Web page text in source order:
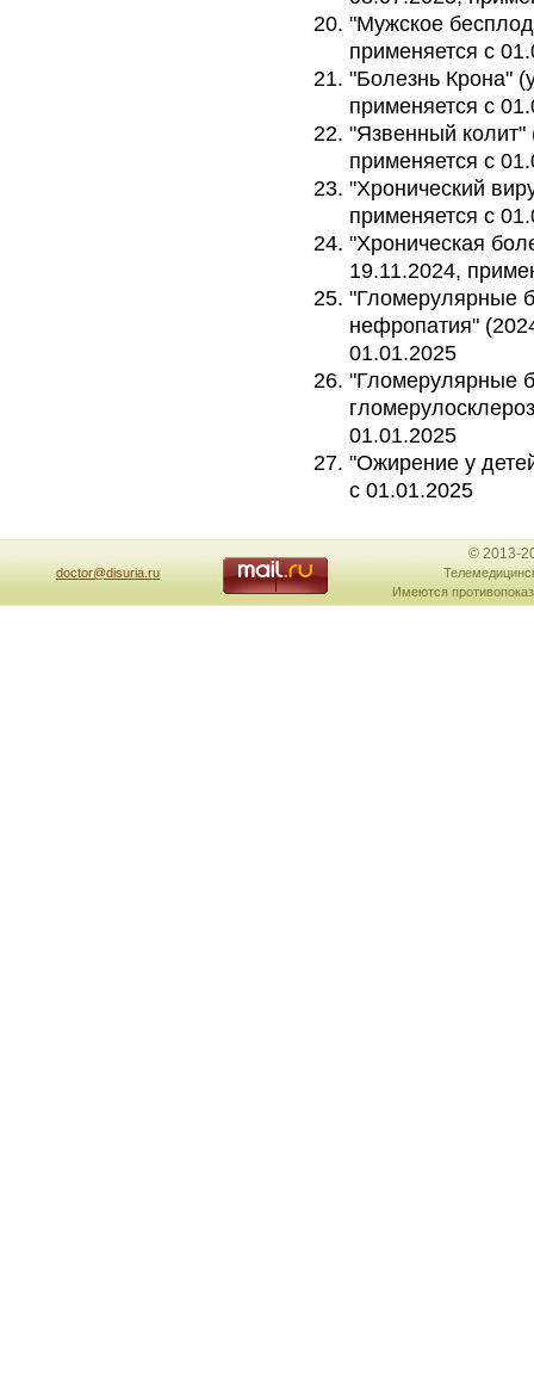
"Мужское
применяется с
"Болезнь Крона"
применяется с
"Язвенный колит"
применяется с
"Хронический
применяется с
"Хроническая
19.11.2024,
"Гломерулярные
нефропатия"
01.01.2025
"Гломерулярные
01.01.2025
"Ожирение у
с 01.01.2025
doctor@disuria.ru
© 2013-
Имеются